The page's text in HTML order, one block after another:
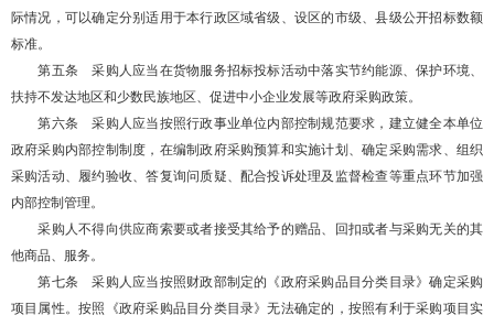
际情况，可以确定分别适用于本行政区域省级、设区的市级、县级公开招标数额
标准。
第五条 采购人应当在货物服务招标投标活动中落实节约能源、保护环境、
扶持不发达地区和少数民族地区、促进中小企业发展等政府采购政策。
第六条 采购人应当按照行政事业单位内部控制规范要求，建立健全本单位
政府采购内部控制制度，在编制政府采购预算和实施计划、确定采购需求、组织
采购活动、履约验收、答复询问质疑、配合投诉处理及监督检查等重点环节加强
内部控制管理。
采购人不得向供应商索要或者接受其给予的赠品、回扣或者与采购无关的其
他商品、服务。
第七条 采购人应当按照财政部制定的《政府采购品目分类目录》确定采购
项目属性。按照《政府采购品目分类目录》无法确定的，按照有利于采购项目实